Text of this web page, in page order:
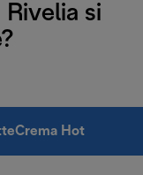
si
Hot